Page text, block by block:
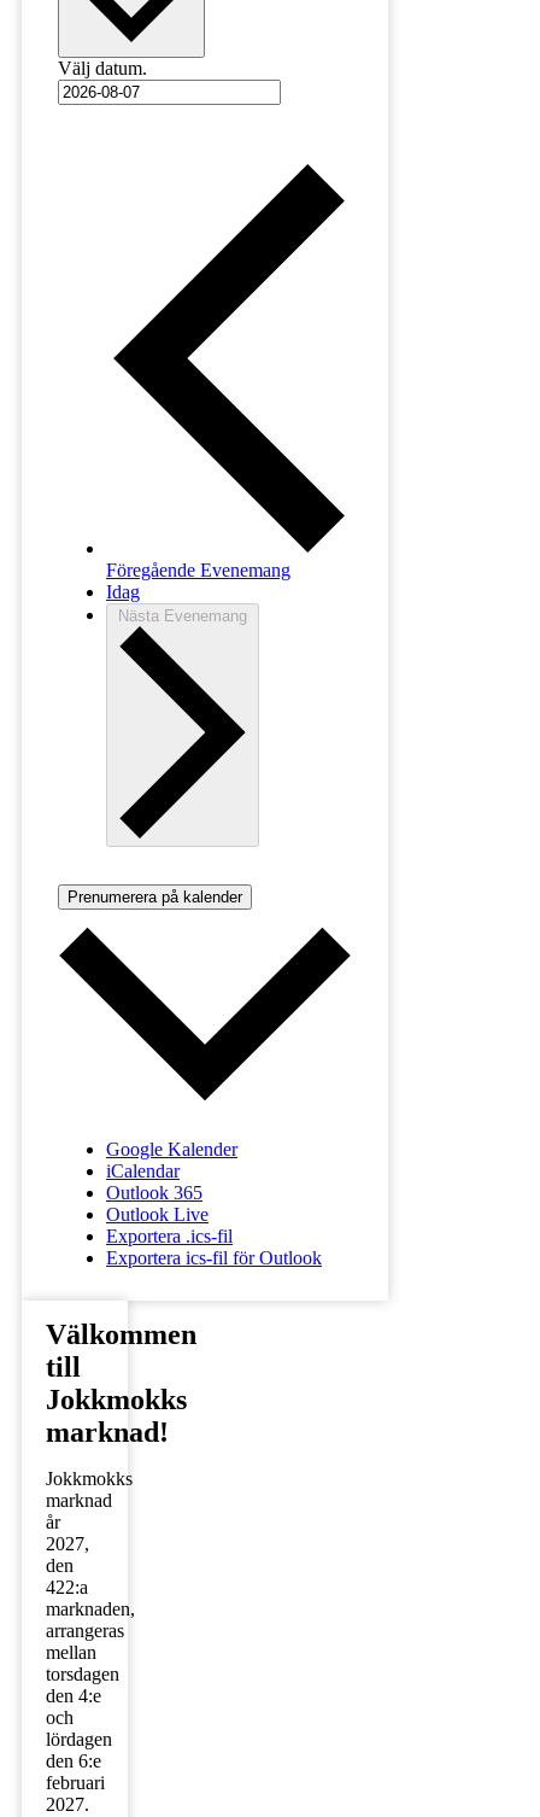
Välj datum.
Föregående Evenemang
Idag
Nästa Evenemang
Prenumerera på kalender
Google Kalender
iCalendar
Outlook 365
Outlook Live
Exportera .ics-fil
Exportera ics-fil för Outlook
Välkommen
till
Jokkmokks
marknad!
Jokkmokks
marknad
år
2027,
den
422:a
marknaden,
arrangeras
mellan
torsdagen
den 4:e
och
lördagen
den 6:e
februari
2027.